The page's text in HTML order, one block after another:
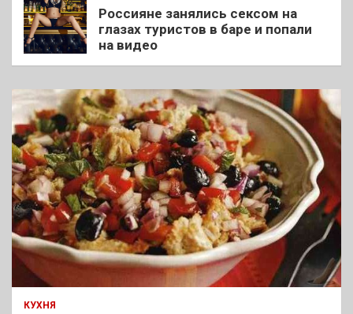
Россияне занялись сексом на
глазах туристов в баре и попали
на видео
КУХНЯ